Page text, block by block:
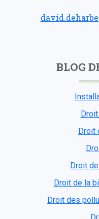
BLOG
Droit
Droit
Droit de la
Droit des